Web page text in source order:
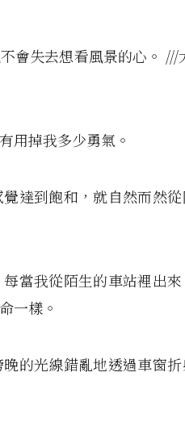
會失去想看風景的心。 ///
用掉我多少勇氣。
達到飽和，就自然而然
當我從陌生的車站裡出
一樣。
的光線錯亂地透過車窗